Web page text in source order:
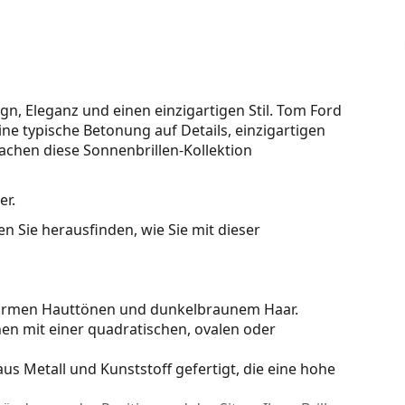
Eleganz und einen einzigartigen Stil. Tom Ford
typische Betonung auf Details, einzigartigen
diese Sonnenbrillen-Kollektion
Sie herausfinden, wie Sie mit dieser
Hauttönen und dunkelbraunem Haar.
mit einer quadratischen, ovalen oder
Metall und Kunststoff gefertigt, die eine hohe